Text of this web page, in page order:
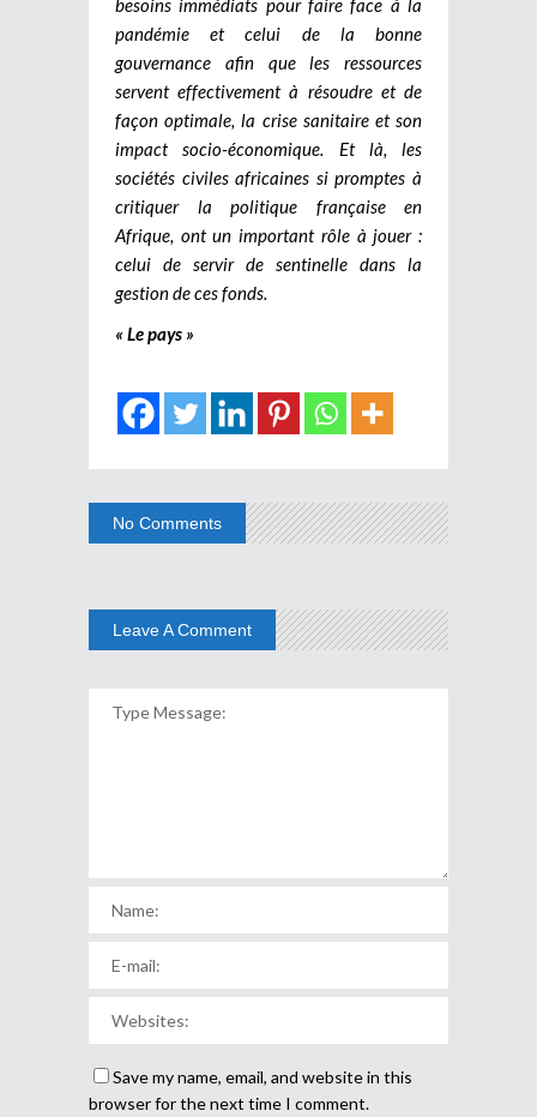
pandémie et celui de la bonne
gouvernance afin que les ressources
servent effectivement à résoudre et de
façon optimale, la crise sanitaire et son
impact socio-économique. Et là, les
sociétés civiles africaines si promptes à
critiquer la politique française en
Afrique, ont un important rôle à jouer :
celui de servir de sentinelle dans la
gestion de ces fonds.
« Le pays »
No Comments
Leave A Comment
Save my name, email, and website in this
browser for the next time I comment.